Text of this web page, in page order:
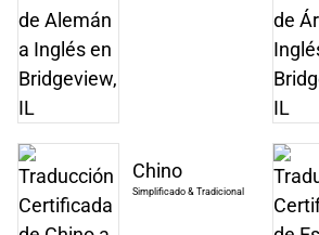
Chino
Simplificado & Tradicional